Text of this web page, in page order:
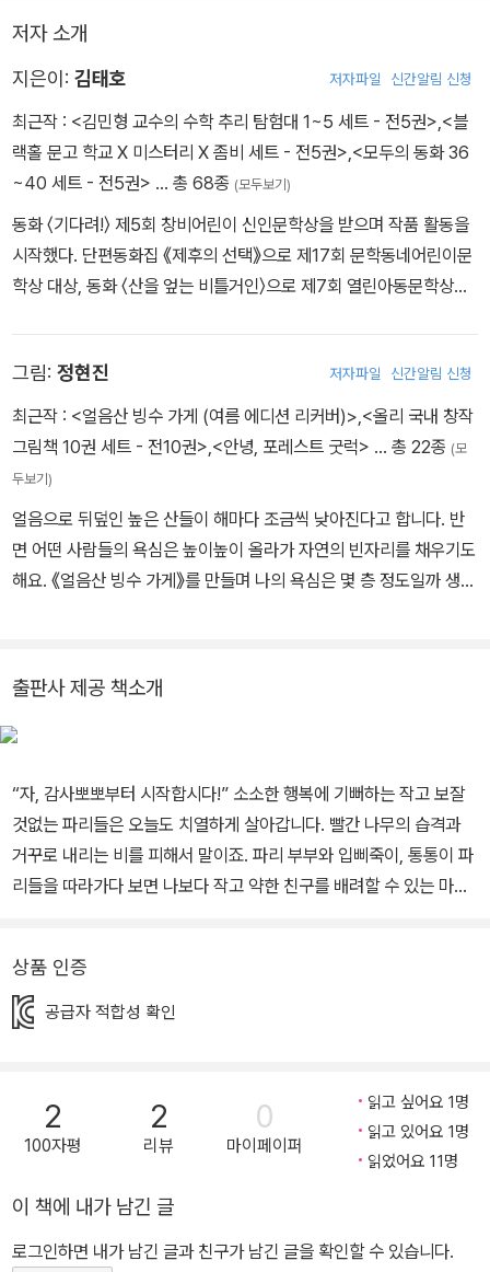
저자 소개
지은이: 김태호 저자파일 신간알림 신청
최근작 : <김민형 교수의 수학 추리 탐험대 1~5 세트 - 전5권>,<블
랙홀 문고 학교 X 미스터리 X 좀비 세트 - 전5권>,<모두의 동화 36
~40 세트 - 전5권> … 총 68종 (모두보기)
동화 〈기다려!〉 제5회 창비어린이 신인문학상을 받으며 작품 활동을
시작했다. 단편동화집 《제후의 선택》으로 제17회 문학동네어린이문
학상 대상, 동화 〈산을 엎는 비틀거인〉으로 제7회 열린아동문학상을
그림: 정현진 저자파일 신간알림 신청
최근작 : <얼음산 빙수 가게 (여름 에디션 리커버)>,<올리 국내 창작
그림책 10권 세트 - 전10권>,<안녕, 포레스트 굿럭> … 총 22종 (모
두보기)
얼음으로 뒤덮인 높은 산들이 해마다 조금씩 낮아진다고 합니다. 반
면 어떤 사람들의 욕심은 높이높이 올라가 자연의 빈자리를 채우기도
해요. 《얼음산 빙수 가게》를 만들며 나의 욕심은 몇 층 정도일까 생각
출판사 제공 책소개
“자, 감사뽀뽀부터 시작합시다!” 소소한 행복에 기뻐하는 작고 보잘
것없는 파리들은 오늘도 치열하게 살아갑니다. 빨간 나무의 습격과
거꾸로 내리는 비를 피해서 말이죠. 파리 부부와 입삐죽이, 통통이 파
리들을 따라가다 보면 나보다 작고 약한 친구를 배려할 수 있는 마음
작고 소외되고 버려지는 존재들에게는 따뜻한 시선을 보내고, 독자들
에겐 울림 있는 메시지를 던지는 김태호 작가의 신작 동화가 문학과
리에게 별로 필요하지 않은 존재로 여겨져 없애도 괜찮은, 지극히 미
미한 대상에 대해 한 번쯤은 그들의 목소리를 들어 보라고 말을 걸어
온다. 우리의 마음이, 세상을 대하는 방식이 조금은 달라질 수 있다고
믿으면서. 씩씩한 파리 신부와 겁 많은 파리 신랑, 이 부부와 함께 갖
가지 기쁨과 고난을 함께하는 천장마을 파리 식구들은 매우 낙천적이
다. 하루에도 몇 번씩 죽음의 위기가 찾아오지만 지혜롭게 넘기고 나
상품 인증
공급자 적합성 확인
2
100자평
2
리뷰
0
마이페이퍼
읽고 싶어요 1명
읽고 있어요 1명
읽었어요 11명
이 책에 내가 남긴 글
로그인하면 내가 남긴 글과 친구가 남긴 글을 확인할 수 있습니다.